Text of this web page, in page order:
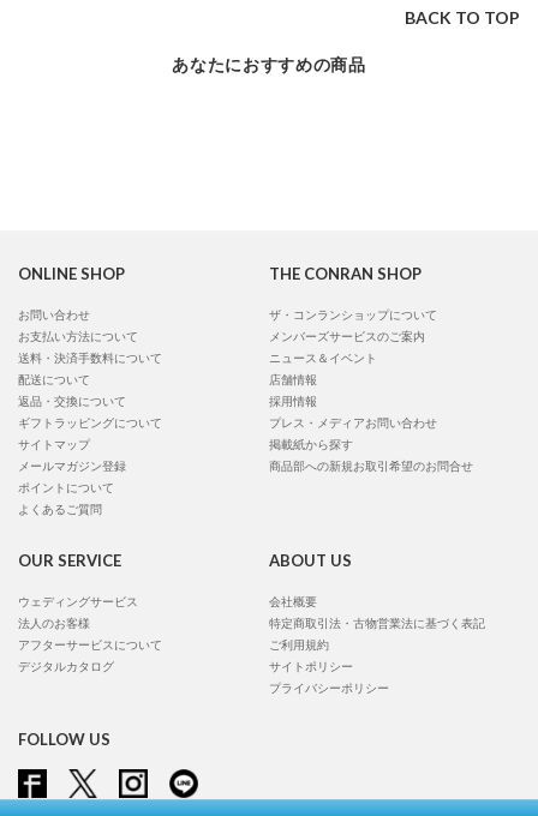
BACK TO TOP
あなたにおすすめの商品
ONLINE SHOP
お問い合わせ
お支払い方法について
送料・決済手数料について
配送について
返品・交換について
ギフトラッピングについて
サイトマップ
メールマガジン登録
ポイントについて
よくあるご質問
THE CONRAN SHOP
ザ・コンランショップについて
メンバーズサービスのご案内
ニュース＆イベント
店舗情報
採用情報
プレス・メディアお問い合わせ
掲載紙から探す
商品部への新規お取引希望のお問合せ
OUR SERVICE
ウェディングサービス
法人のお客様
アフターサービスについて
デジタルカタログ
ABOUT US
会社概要
特定商取引法・古物営業法に基づく表記
ご利用規約
サイトポリシー
プライバシーポリシー
FOLLOW US